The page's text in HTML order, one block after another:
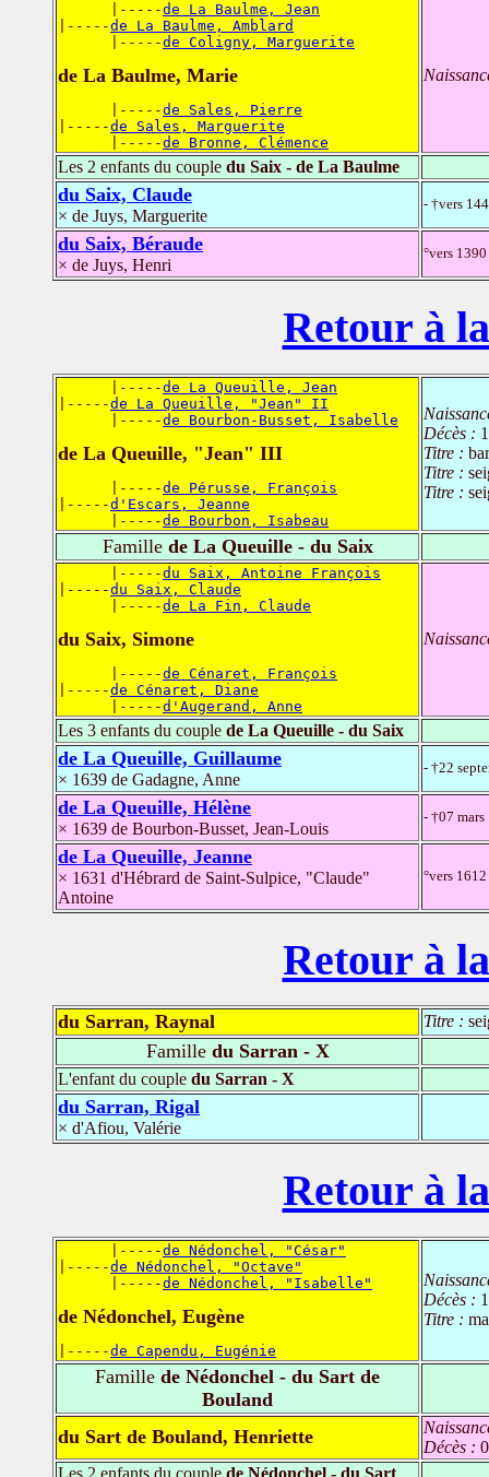
      |-----
de La Baulme, Jean
|-----de La Baulme, Amblard
      |-----
de Coligny, Marguerite
de La Baulme, Marie
      |-----
de Sales, Pierre
|-----de Sales, Marguerite
      |-----
de Bronne, Clémence
Les 2 enfants du couple du Saix - de La Baulme
du Saix, Claude
× de Juys, Marguerite
- †vers
du Saix, Béraude
× de Juys, Henri
°vers
Retour à
      |-----
de La Queuille, Jean
|-----de La Queuille, "Jean" II
      |-----
de Bourbon-Busset, Isabelle
de La Queuille, "Jean" III
      |-----
de Pérusse, François
|-----d'Escars, Jeanne
      |-----
de Bourbon, Isabeau
Décès :
Titre :
Titre :
Titre :
Famillede La Queuille - du Saix
      |-----
du Saix, Antoine François
|-----du Saix, Claude
      |-----
de La Fin, Claude
du Saix, Simone
      |-----
de Cénaret, François
|-----de Cénaret, Diane
      |-----
d'Augerand, Anne
Les 3 enfants du couple de La Queuille - du Saix
de La Queuille, Guillaume
× 1639 de Gadagne, Anne
- †22
de La Queuille, Hélène
× 1639 de Bourbon-Busset, Jean-Louis
- †07
de La Queuille, Jeanne
× 1631 d'Hébrard de Saint-Sulpice, "Claude"
Antoine
°vers
Retour à
du Sarran, Raynal Titre :
Familledu Sarran - X
L'enfant du couple du Sarran - X
du Sarran, Rigal
× d'Afiou, Valérie
Retour à
      |-----
de Nédonchel, "César"
|-----de Nédonchel, "Octave"
      |-----
de Nédonchel, "Isabelle"
de Nédonchel, Eugène
|-----de Capendu, Eugénie
Décès :
Titre :
Famille de Nédonchel - du Sart de
Bouland
du Sart de Bouland, Henriette
Décès :
Les 2 enfants du couple de Nédonchel - du Sart